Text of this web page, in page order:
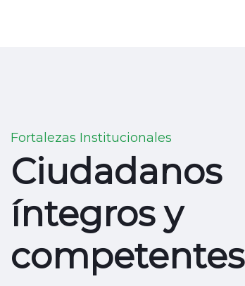
Fortalezas Institucionales
Ciudadanos
íntegros y
competentes